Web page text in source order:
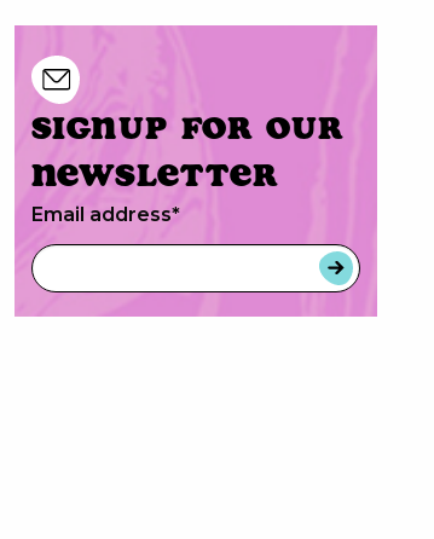
Signup for our
newsletter
Email address*